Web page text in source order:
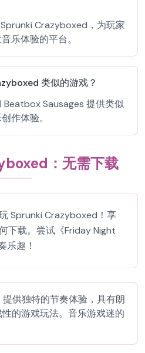
Crazyboxed，为玩家
乐体验的平台。
类似的游戏？
Beatbox Sausages 提供类似
作体验。
：无需下载
Sprunki Crazyboxed！享
下载。尝试《Friday Night
乐趣！
提供独特的节奏体验，具有朗
的游戏玩法。音乐游戏迷的